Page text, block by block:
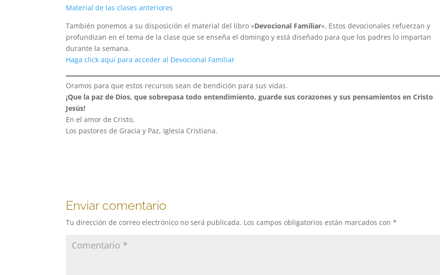
Material de lasclases anteriores
También ponemos a su disposición el material del libro «Devocional Familiar«. Estos devocionales refuerzan y
profundizan en el tema de la clase que se enseña el domingo y está diseñado para que los padres lo impartan
durante la semana.
Haga click aquí para acceder al Devocional Familiar
Oramos para que estos recursos sean de bendición para sus vidas.
¡Que la paz de Dios, que sobrepasa todo entendimiento, guarde sus corazones y sus pensamientos en Cristo
Jesús!
En el amor de Cristo,
Los pastores de Gracia y Paz, Iglesia Cristiana.
Enviar comentario
Tu dirección de correo electrónico no será publicada. Los campos obligatorios están marcados con*